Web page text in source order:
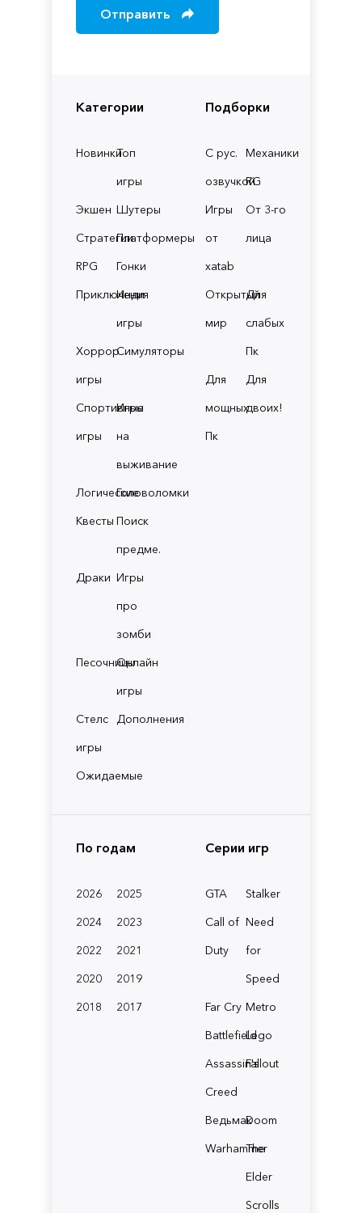
Категории
НовинкиТоп
игры
Экшен Шутеры
СтратегииПлатформеры
RPG
Гонки
Приключения
Инди
игры
Хоррор
игры
Симуляторы
Спортивные
игры
Игры
на
выживание
ЛогическиеГоловоломки
Квесты Поиск
предме.
Драки Игры
про
зомби
ПесочницыОнлайн
игры
Стелс
игры
Дополнения
Ожидаемые
Подборки
С рус.
озвучкой
Механики
RG
Игры
от
xatab
От 3-го
лица
Открытый
мир
Для
слабых
Пк
Для
мощных
Пк
Для
двоих!
По годам
2026
2025
2024
2023
2022
2021
2020
2019
2018
2017
Серии игр
GTA
Stalker
Call of
Duty
Need
for
Speed
Far Cry Metro
BattlefieldLego
Assassin's
Creed
Fallout
ВедьмакDoom
Warhammer
The
Elder
Scrolls
Отправить